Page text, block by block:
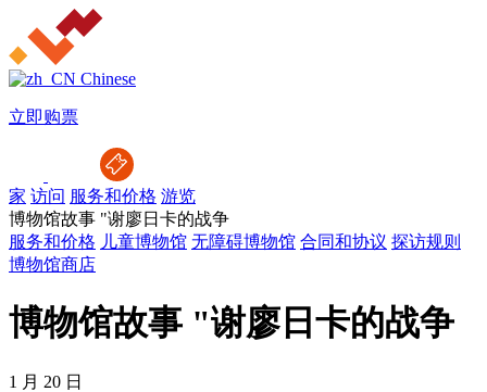
Chinese
立即购票
家 访问 服务和价格 游览
博物馆故事 "谢廖日卡的战争
服务和价格 儿童博物馆 无障碍博物馆 合同和协议 探访规则
博物馆商店
博物馆故事 "谢廖日卡的战争
1 月 20 日